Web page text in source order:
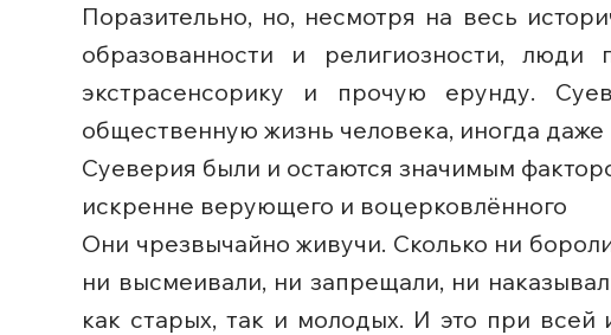
Поразительно, но, несмотря на весь
образованности и религиозности,
экстрасенсорику и прочую ерунду.
общественную жизнь человека, иногда
Суеверия были и остаются значимым
искренне верующего и воцерковлённого
Они чрезвычайно живучи. Сколько ни
ни высмеивали, ни запрещали, ни
как старых, так и молодых. И это при всей